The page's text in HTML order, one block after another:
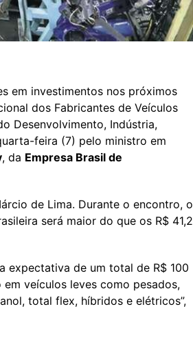
em investimentos nos próximos
dos Fabricantes de Veículos
Desenvolvimento, Indústria,
feira (7) pelo ministro em
, da Empresa Brasil de
de Lima. Durante o encontro, o
será maior do que os R$ 41,2
expectativa de um total de R$ 100
veículos leves como pesados,
total flex, híbridos e elétricos”,